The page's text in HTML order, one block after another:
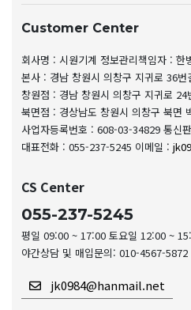
Customer Center
회사명 : 시원기계 정보관리책임자 : 한
본사 : 경남 창원시 의창구 지귀로 36번
창원점 : 경남 창원시 의창구 지귀로 24
북면점 : 경상남도 창원시 의창구 북면
사업자등록번호 : 608-03-34829 통신
대표전화 : 055-237-5245 이메일 :
CS Center
055-237-5245
평일 09:00 ~ 17:00 토요일 12:00 ~
야간상담 및 매입문의: 010-4567-5872
jk0984@hanmail.net